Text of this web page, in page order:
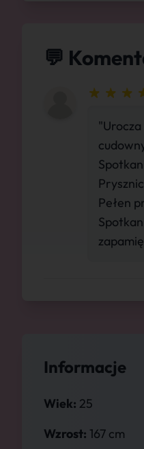
Informacje
Wiek: 25
Wzrost: 167 cm
💬
Pełen